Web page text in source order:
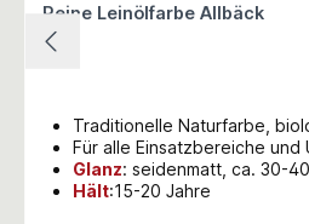
Reine Leinölfarbe Allbäck
Traditionelle Naturfarbe,
Für alle Einsatzbereiche und
Glanz: seidenmatt, ca. 30-40
Hält:15-20 Jahre